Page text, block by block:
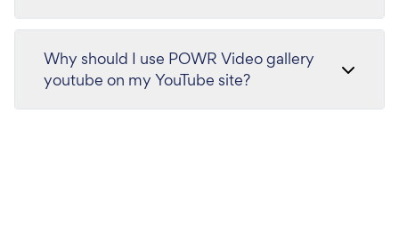
Why should I use POWR Video gallery
youtube on my YouTube site?